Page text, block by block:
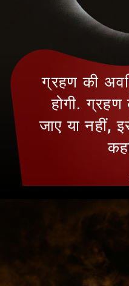
ग्रहण की
होगी.
जाए या नहीं,